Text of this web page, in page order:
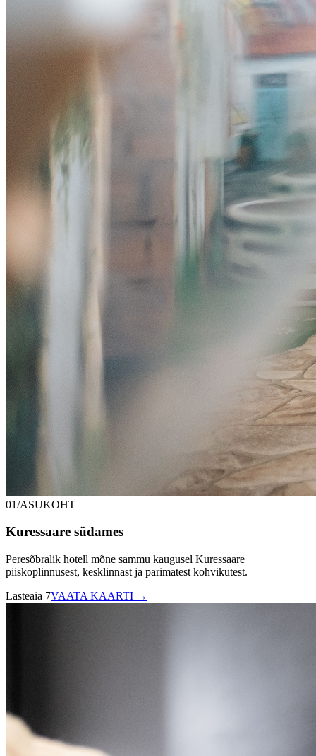
01/ASUKOHT
Kuressaare südames
Peresõbralik hotell mõne sammu kaugusel Kuressaare
piiskoplinnusest, kesklinnast ja parimatest kohvikutest.
Lasteaia 7VAATA KAARTI →